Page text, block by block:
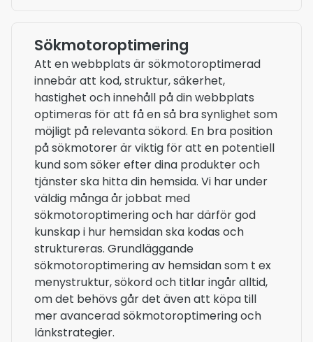
Sökmotoroptimering
Att en webbplats är sökmotoroptimerad
innebär att kod, struktur, säkerhet,
hastighet och innehåll på din webbplats
optimeras för att få en så bra synlighet som
möjligt på relevanta sökord. En bra position
på sökmotorer är viktig för att en potentiell
kund som söker efter dina produkter och
tjänster ska hitta din hemsida. Vi har under
väldig många år jobbat med
sökmotoroptimering och har därför god
kunskap i hur hemsidan ska kodas och
struktureras. Grundläggande
sökmotoroptimering av hemsidan som t ex
menystruktur, sökord och titlar ingår alltid,
om det behövs går det även att köpa till
mer avancerad sökmotoroptimering och
länkstrategier.